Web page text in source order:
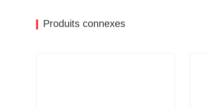
Produits connexes